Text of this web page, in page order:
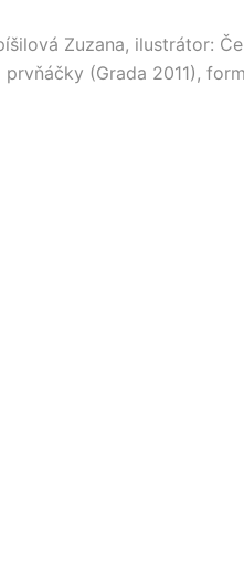
Zuzana, ilustrátor:
(Grada 2011),